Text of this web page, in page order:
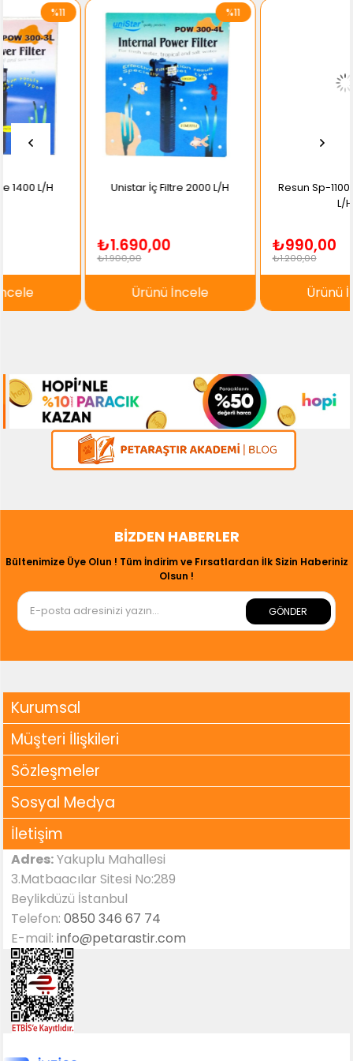
* Filtrenin temizliği sadece su ile yapılmalı ve deterjan
kullanılmamalıdır.
* Filtrenin işlevini tam olarak yapabilmesi için filtresi sürekli kontrol
edilerek temizlenmelidir.
* Filtrenin elektrik kablosunun hasar görmemesine dikkat
edilmelidir.
* Filtre başka bir amaçla kullanılmamalıdır. Su dışında
çalıştırılmamalıdır. Isı kaynaklarının yakınında muhafaza
Unistar İç Filtre 2000 L/H
₺1.690,00
Ürünü İncele
%11
Resun Sp-1100L İç Filtre 500
Ürünü İncele
BIZDEN HABERLER
Bültenimize Üye Olun ! Tüm İndirim ve Fırsatlardan İlk Sizin Haberiniz
Olsun !
GÖNDER
Kurumsal
Müşteri İlişkileri
Sözleşmeler
Sosyal Medya
İletişim
Adres:Yakuplu Mahallesi
3.Matbaacılar Sitesi No:289
Beylikdüzü İstanbul
Telefon:0850 346 67 74
E-mail:info@petarastir.com